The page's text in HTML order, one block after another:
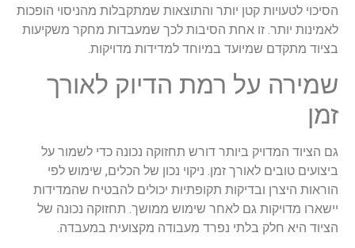
הסיכוי לטעויות קטן יותר והתוצאות שמתקבלות מהניסוי הופכות
לאמינות יותר. זו אחת הסיבות לכך שמעבדות מחקר משקיעות
בציוד מתקדם שמיועד במיוחד למדידות מדויקות.
שמירה על רמת הדיוק לאורך
זמן
גם הציוד המדויק ביותר דורש תחזוקה נכונה כדי לשמור על
ביצועים טובים לאורך זמן. ניקוי נכון של הכלים, שימוש לפי
הוראות היצרן ובדיקות תקופתיות יכולים להבטיח שהמדידות
יישארו מדויקות גם לאחר שימוש ממושך. תחזוקה נכונה של
הציוד היא חלק בלתי נפרד מעבודה מקצועית במעבדה.